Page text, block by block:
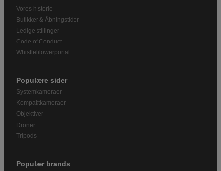
Vores historie
Butikker & Åbningstider
Ledige stillinger
Code of Conduct
Whistleblowerportal
Populære sider
Systemkameraer
Kompaktkameraer
Objektiver
Droner
Tripods
Populær brands